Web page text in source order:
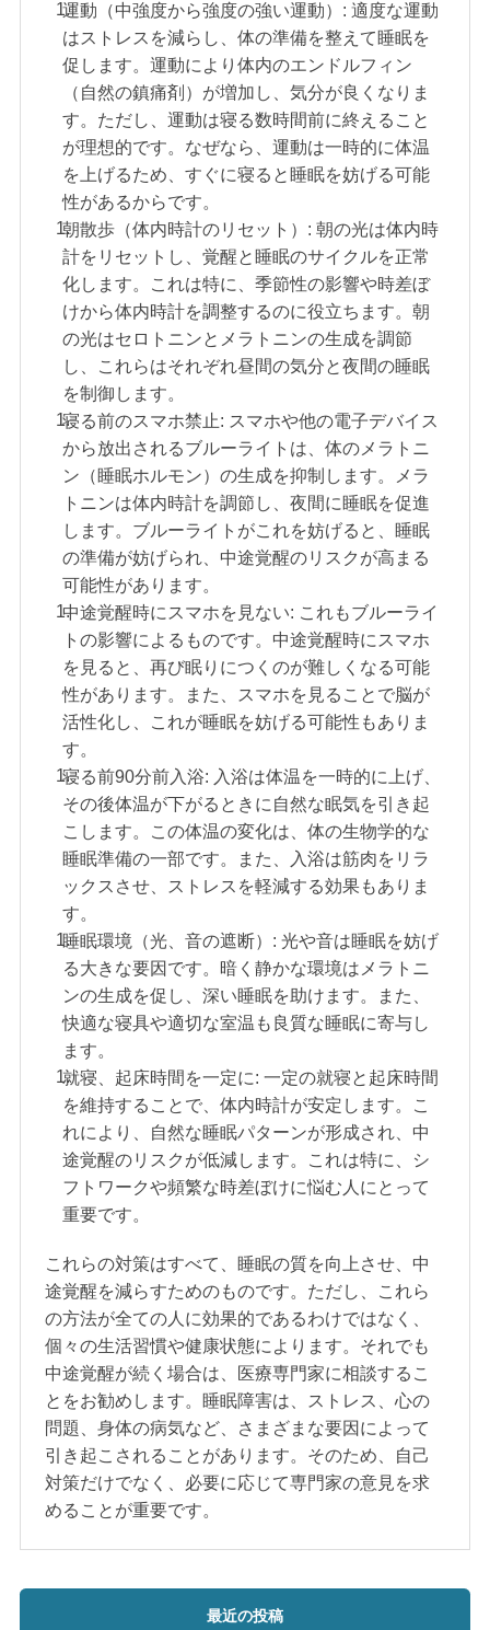
運動（中強度から強度の強い運動）: 適度な運動
はストレスを減らし、体の準備を整えて睡眠を
促します。運動により体内のエンドルフィン
（自然の鎮痛剤）が増加し、気分が良くなりま
す。ただし、運動は寝る数時間前に終えること
が理想的です。なぜなら、運動は一時的に体温
を上げるため、すぐに寝ると睡眠を妨げる可能
性があるからです。
朝散歩（体内時計のリセット）: 朝の光は体内時
計をリセットし、覚醒と睡眠のサイクルを正常
化します。これは特に、季節性の影響や時差ぼ
けから体内時計を調整するのに役立ちます。朝
の光はセロトニンとメラトニンの生成を調節
し、これらはそれぞれ昼間の気分と夜間の睡眠
を制御します。
寝る前のスマホ禁止: スマホや他の電子デバイス
から放出されるブルーライトは、体のメラトニ
ン（睡眠ホルモン）の生成を抑制します。メラ
トニンは体内時計を調節し、夜間に睡眠を促進
します。ブルーライトがこれを妨げると、睡眠
の準備が妨げられ、中途覚醒のリスクが高まる
可能性があります。
中途覚醒時にスマホを見ない: これもブルーライ
トの影響によるものです。中途覚醒時にスマホ
を見ると、再び眠りにつくのが難しくなる可能
性があります。また、スマホを見ることで脳が
活性化し、これが睡眠を妨げる可能性もありま
す。
寝る前90分前入浴: 入浴は体温を一時的に上げ、
その後体温が下がるときに自然な眠気を引き起
こします。この体温の変化は、体の生物学的な
睡眠準備の一部です。また、入浴は筋肉をリラ
ックスさせ、ストレスを軽減する効果もありま
す。
睡眠環境（光、音の遮断）: 光や音は睡眠を妨げ
る大きな要因です。暗く静かな環境はメラトニ
ンの生成を促し、深い睡眠を助けます。また、
快適な寝具や適切な室温も良質な睡眠に寄与し
ます。
就寝、起床時間を一定に: 一定の就寝と起床時間
を維持することで、体内時計が安定します。こ
れにより、自然な睡眠パターンが形成され、中
途覚醒のリスクが低減します。これは特に、シ
フトワークや頻繁な時差ぼけに悩む人にとって
重要です。
これらの対策はすべて、睡眠の質を向上させ、中
途覚醒を減らすためのものです。ただし、これら
の方法が全ての人に効果的であるわけではなく、
個々の生活習慣や健康状態によります。それでも
中途覚醒が続く場合は、医療専門家に相談するこ
とをお勧めします。睡眠障害は、ストレス、心の
問題、身体の病気など、さまざまな要因によって
引き起こされることがあります。そのため、自己
対策だけでなく、必要に応じて専門家の意見を求
めることが重要です。
最近の投稿